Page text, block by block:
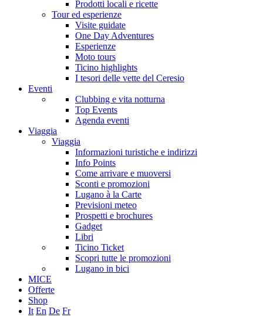
Prodotti locali e ricette
Tour ed esperienze
Visite guidate
One Day Adventures
Esperienze
Moto tours
Ticino highlights
I tesori delle vette del Ceresio
Eventi
Clubbing e vita notturna
Top Events
Agenda eventi
Viaggia
Viaggia
Informazioni turistiche e indirizzi
Info Points
Come arrivare e muoversi
Sconti e promozioni
Lugano à la Carte
Previsioni meteo
Prospetti e brochures
Gadget
Libri
Ticino Ticket
Scopri tutte le promozioni
Lugano in bici
MICE
Offerte
Shop
It En De Fr